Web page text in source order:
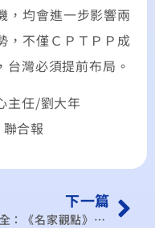
，均會進一步影響兩
，不僅ＣＰＴＰＰ成
台灣必須提前布局。
主任/劉大年
合報
下一篇
王健全：《名家觀點》日本經濟復甦是真的嗎？